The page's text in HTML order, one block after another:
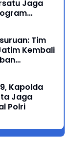
Jaga
Tim
Kembali
Kapolda
Jaga
Polri